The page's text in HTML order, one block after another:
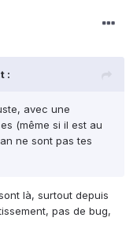
:
avec une
(même si il est au
ne sont pas tes
là, surtout depuis
pas de bug,